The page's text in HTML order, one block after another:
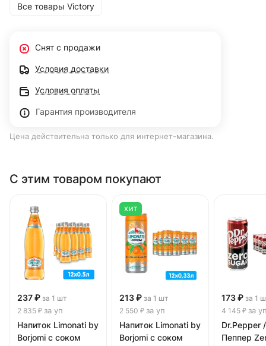
Все товары Victory
Снят с продажи
Условия доставки
Условия оплаты
Гарантия производителя
Цена действительна только для интернет-магазина.
С этим товаром покупают
237 ₽ за 1 шт
2 835 ₽ за уп
Напиток Limonati by
Borjomi с соком
ХИТ
213 ₽ за 1 шт
2 550 ₽ за уп
Напиток Limonati by
Borjomi с соком
173 ₽ за 1
4 145 ₽ за
Dr.Pepper
Пеппер